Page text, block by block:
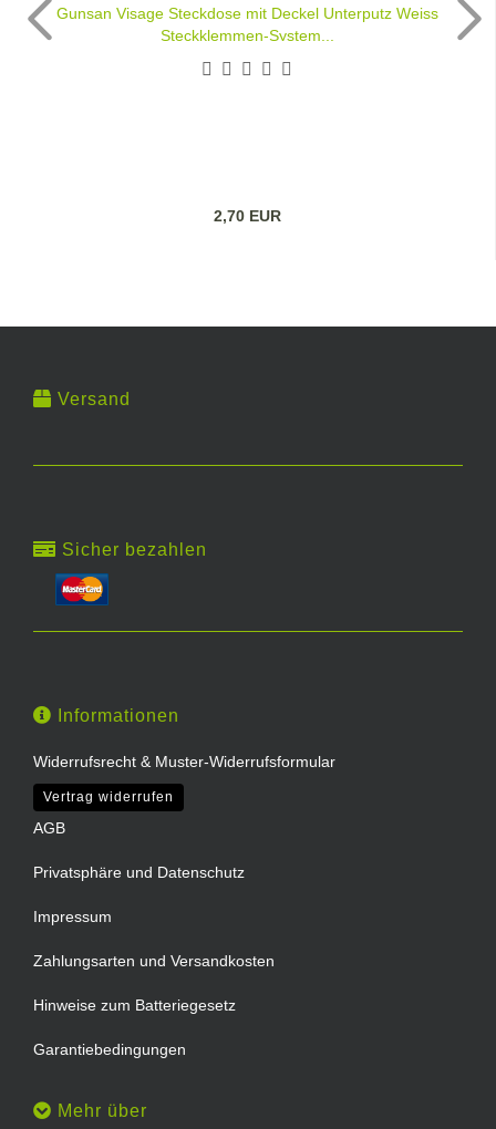
Gunsan Visage Steckdose mit Deckel Unterputz Weiss
Steckklemmen-System...
2,70 EUR
Versand
Sicher bezahlen
Informationen
Widerrufsrecht & Muster-Widerrufsformular
Vertrag widerrufen
AGB
Privatsphäre und Datenschutz
Impressum
Zahlungsarten und Versandkosten
Hinweise zum Batteriegesetz
Garantiebedingungen
Mehr über